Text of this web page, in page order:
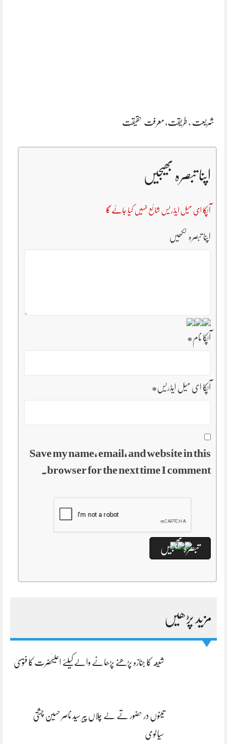
شریعت , طریقت, معرفت حقیقت
اپنا تبصرہ بھیجیں
آپکا ای میل ایڈریس شائع نہیں کیا جائے گا
اپنا تبصرہ لکھیں
آپکا نام*
آپکا ای میل ایڈریس*
Save my name, email, and website in this
browser for the next time I comment.
مزید پڑھیں
شیعہ کا جنازہ پڑھنے پڑھانے والےکیلئے اعلیٰحضرت کا فتویٰ
تینوں در حضور تے لے چلاں پیر سید ناصر حسین چشتی
سیالوی